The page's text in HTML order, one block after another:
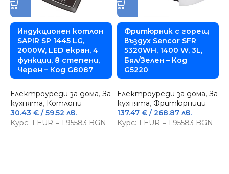
Индукционен котлон
SAPIR SP 1445 LG,
2000W, LED екран, 4
функции, 8 степени,
Черен – Код G8087
Електроуреди за дома, За
кухнята, Котлони
30.43 € / 59.52 лв.
Курс: 1 EUR = 1.95583 BGN
Фритюрник с горещ
въздух Sencor SFR
5320WH, 1400 W, 3L,
Бял/Зелен – Код
G5220
Електроуреди за дома, За
кухнята, Фритюрници
137.47 €/ 268.87 лв.
Курс: 1 EUR = 1.95583 BGN